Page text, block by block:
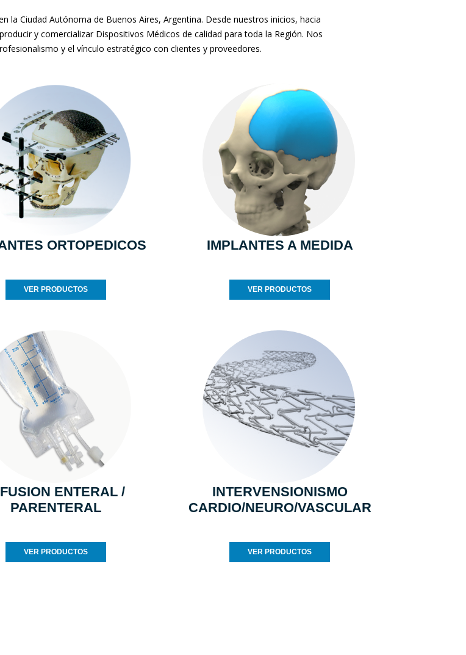
la Ciudad Autónoma de Buenos Aires, Argentina. Desde nuestros inicios, hacia
y comercializar Dispositivos Médicos de calidad para toda la Región. Nos
y el vínculo estratégico con clientes y proveedores.
ORTOPEDICOS
VER PRODUCTOS
IMPLANTES A MEDIDA
VER PRODUCTOS
ENTERAL /
PARENTERAL
VER PRODUCTOS
INTERVENSIONISMO
CARDIO/NEURO/VASCULAR
VER PRODUCTOS